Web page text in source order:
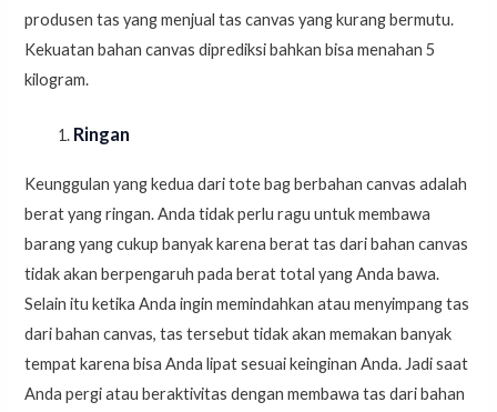
produsen tas yang menjual tas canvas yang kurang bermutu.
Kekuatan bahan canvas diprediksi bahkan bisa menahan 5
kilogram.
Ringan
Keunggulan yang kedua dari tote bag berbahan canvas adalah
berat yang ringan. Anda tidak perlu ragu untuk membawa
barang yang cukup banyak karena berat tas dari bahan canvas
tidak akan berpengaruh pada berat total yang Anda bawa.
Selain itu ketika Anda ingin memindahkan atau menyimpang tas
dari bahan canvas, tas tersebut tidak akan memakan banyak
tempat karena bisa Anda lipat sesuai keinginan Anda. Jadi saat
Anda pergi atau beraktivitas dengan membawa tas dari bahan